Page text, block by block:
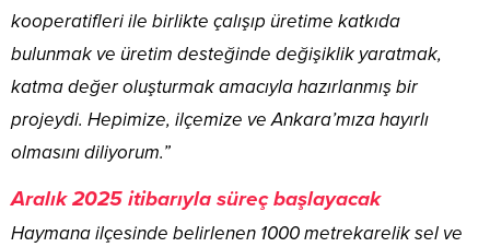
kooperatifleri ile birlikte çalışıp üretime katkıda
bulunmak ve üretim desteğinde değişiklik yaratmak,
katma değer oluşturmak amacıyla hazırlanmış bir
projeydi. Hepimize, ilçemize ve Ankara’mıza hayırlı
olmasını diliyorum.”
Aralık 2025 itibarıyla süreç başlayacak
Haymana ilçesinde belirlenen 1000 metrekarelik sel ve